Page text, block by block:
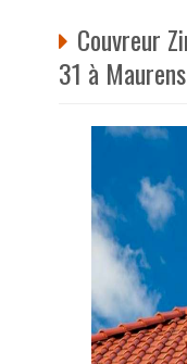
Couvreur
31 à